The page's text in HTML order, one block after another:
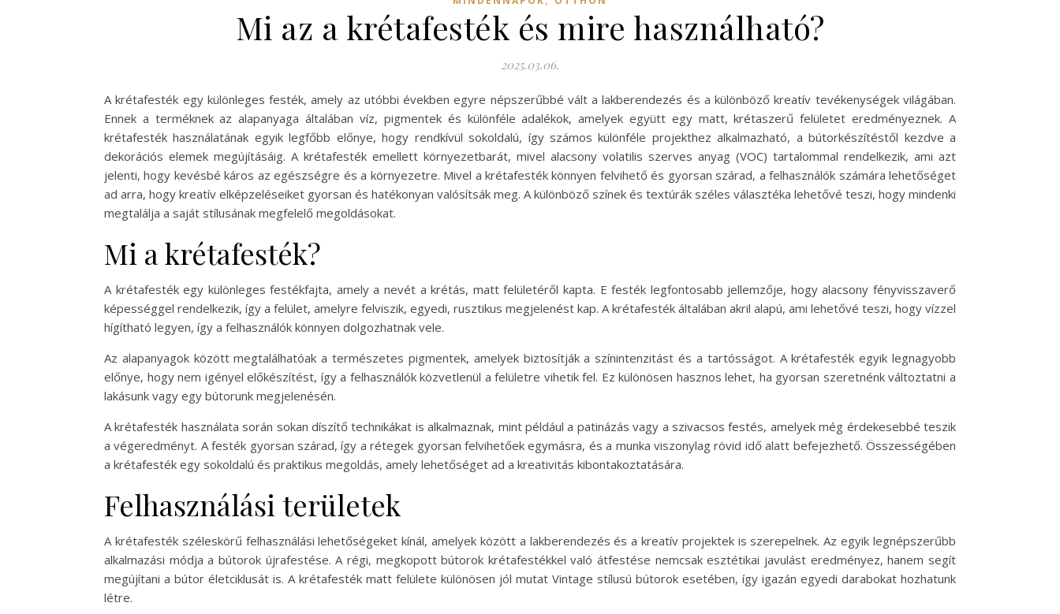
Mi az a krétafesték és mire használható?
2025.03.06.
A krétafesték egy különleges festék, amely az utóbbi években egyre népszerűbbé vált a lakberendezés és a különböző kreatív tevékenységek világában.
Ennek a terméknek az alapanyaga általában víz, pigmentek és különféle adalékok, amelyek együtt egy matt, krétaszerű felületet eredményeznek. A
krétafesték használatának egyik legfőbb előnye, hogy rendkívül sokoldalú, így számos különféle projekthez alkalmazható, a bútorkészítéstől kezdve a
dekorációs elemek megújításáig. A krétafesték emellett környezetbarát, mivel alacsony volatilis szerves anyag (VOC) tartalommal rendelkezik, ami azt
jelenti, hogy kevésbé káros az egészségre és a környezetre. Mivel a krétafesték könnyen felvihető és gyorsan szárad, a felhasználók számára lehetőséget
ad arra, hogy kreatív elképzeléseiket gyorsan és hatékonyan valósítsák meg. A különböző színek és textúrák széles választéka lehetővé teszi, hogy mindenki
megtalálja a saját stílusának megfelelő megoldásokat.
Mi a krétafesték?
A krétafesték egy különleges festékfajta, amely a nevét a krétás, matt felületéről kapta. E festék legfontosabb jellemzője, hogy alacsony fényvisszaverő
képességgel rendelkezik, így a felület, amelyre felviszik, egyedi, rusztikus megjelenést kap. A krétafesték általában akril alapú, ami lehetővé teszi, hogy vízzel
hígítható legyen, így a felhasználók könnyen dolgozhatnak vele.
Az alapanyagok között megtalálhatóak a természetes pigmentek, amelyek biztosítják a színintenzitást és a tartósságot. A krétafesték egyik legnagyobb
előnye, hogy nem igényel előkészítést, így a felhasználók közvetlenül a felületre vihetik fel. Ez különösen hasznos lehet, ha gyorsan szeretnénk változtatni a
lakásunk vagy egy bútorunk megjelenésén.
A krétafesték használata során sokan díszítő technikákat is alkalmaznak, mint például a patinázás vagy a szivacsos festés, amelyek még érdekesebbé teszik
a végeredményt. A festék gyorsan szárad, így a rétegek gyorsan felvihetőek egymásra, és a munka viszonylag rövid idő alatt befejezhető. Összességében
a krétafesték egy sokoldalú és praktikus megoldás, amely lehetőséget ad a kreativitás kibontakoztatására.
Felhasználási területek
A krétafesték széleskörű felhasználási lehetőségeket kínál, amelyek között a lakberendezés és a kreatív projektek is szerepelnek. Az egyik legnépszerűbb
alkalmazási módja a bútorok újrafestése. A régi, megkopott bútorok krétafestékkel való átfestése nemcsak esztétikai javulást eredményez, hanem segít
megújítani a bútor életciklusát is. A krétafesték matt felülete különösen jól mutat Vintage stílusú bútorok esetében, így igazán egyedi darabokat hozhatunk
létre.